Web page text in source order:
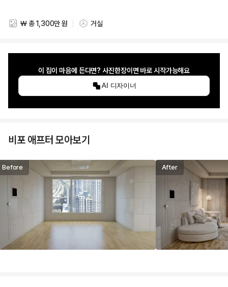
스타일링 비용
₩ 총 1,300만 원 스타일링 공간
거실
이 집이 마음에 든다면? 사진한장이면 바로 시작가능해요
AI 디자이너
비포 애프터 모아보기